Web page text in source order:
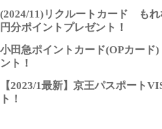
(2024/11)リクルートカード もれ
円分ポイントプレゼント！
小田急ポイントカード(OPカー
ント！
【2023/1最新】京王パスポート
ト！